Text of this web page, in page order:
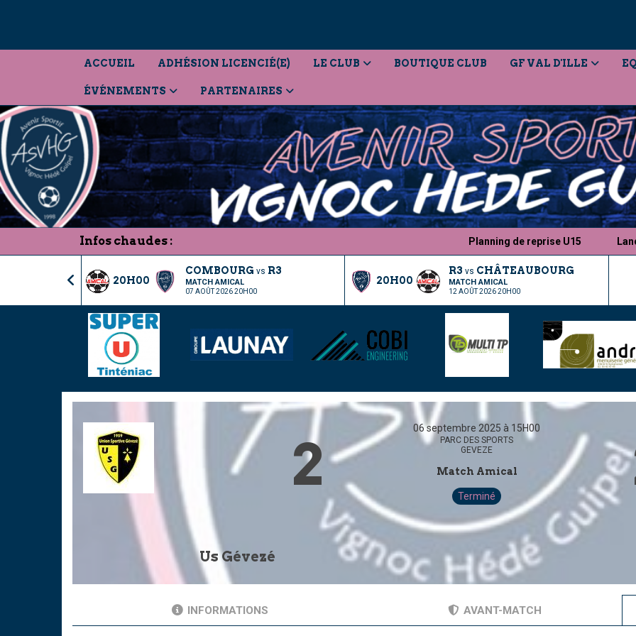
ACCUEIL ADHÉSION LICENCIÉ(E) LE CLUB BOUTIQUE CLUB GF VAL D'ILLE
ÉVÉNEMENTS PARTENAIRES
Infos chaudes : Planning de reprise U15
20H00
COMBOURG vs R3
MATCH AMICAL
07 AOÛT 2026 20H00
20H00
R3 vs CHÂTEAUBOURG
MATCH AMICAL
12 AOÛT 2026 20H00
06 septembre 2025 à 15H00
PARC DES SPORTS
GEVEZE
Match Amical
Terminé
2
Us Gévezé
INFORMATIONS AVANT-MATCH